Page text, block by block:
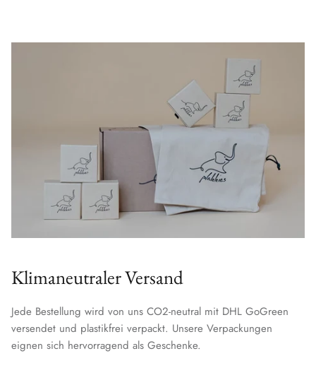
Klimaneutraler Versand
Jede Bestellung wird von uns CO2-neutral mit DHL GoGreen
versendet und plastikfrei verpackt. Unsere Verpackungen
eignen sich hervorragend als Geschenke.